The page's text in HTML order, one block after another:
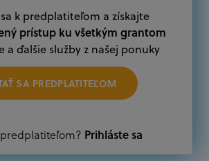
Akademický sektor
k predplatiteľom a získajte
prístup ku všetkým grantom
a ďalšie služby z našej ponuky
SA PREDPLATITEĽOM
Prihláste sa